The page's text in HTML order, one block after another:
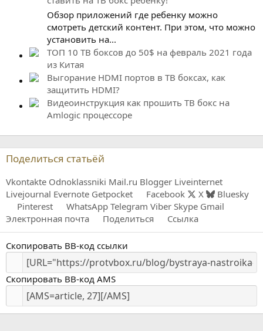
Обзор приложений где ребенку можно
смотреть детский контент. При этом, что можно
установить на...
ТОП 10 ТВ боксов до 50$ на февраль 2021 года
из Китая
Выгорание HDMI портов в ТВ боксах, как
защитить HDMI?
Видеоинструкция как прошить ТВ бокс на
Amlogic процессоре
Поделиться статьёй
Vkontakte Odnoklassniki Mail.ru Blogger Liveinternet
Livejournal Evernote Getpocket Facebook X
Bluesky
Pinterest
WhatsApp Telegram Viber Skype Gmail
Электронная почта
Поделиться Ссылка
Скопировать BB-код ссылки
Скопировать BB-код AMS